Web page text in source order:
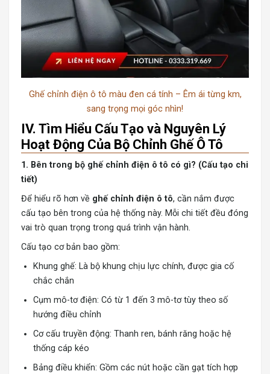
Ghế chỉnh điện ô tô màu đen cá tính – Êm ái từng km,
sang trọng mọi góc nhìn!
IV. Tìm Hiểu Cấu Tạo và Nguyên Lý
Hoạt Động Của Bộ Chỉnh Ghế Ô Tô
1. Bên trong bộ ghế chỉnh điện ô tô có gì? (Cấu tạo chi
tiết)
Để hiểu rõ hơn về ghế chỉnh điện ô tô, cần nắm được
cấu tạo bên trong của hệ thống này. Mỗi chi tiết đều đóng
vai trò quan trọng trong quá trình vận hành.
Cấu tạo cơ bản bao gồm:
Khung ghế: Là bộ khung chịu lực chính, được gia cố
chắc chắn
Cụm mô-tơ điện: Có từ 1 đến 3 mô-tơ tùy theo số
hướng điều chỉnh
Cơ cấu truyền động: Thanh ren, bánh răng hoặc hệ
thống cáp kéo
Bảng điều khiển: Gồm các nút hoặc cần gạt tích hợp